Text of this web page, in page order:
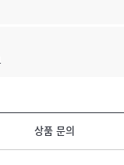
상품 문의